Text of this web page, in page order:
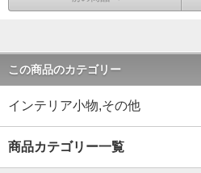
この商品のカテゴリー
インテリア小物,その他
商品カテゴリー一覧